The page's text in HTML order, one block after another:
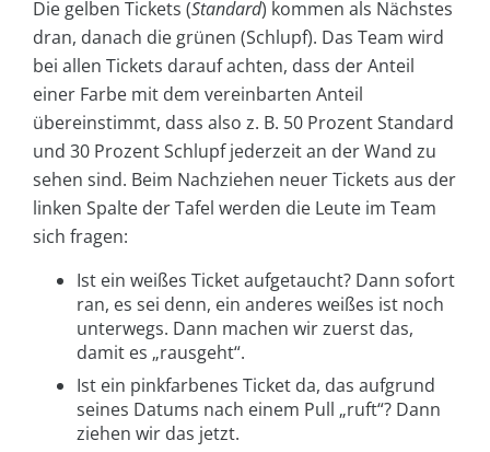
Die gelben Tickets (Standard) kommen als Nächstes
dran, danach die grünen (Schlupf). Das Team wird
bei allen Tickets darauf achten, dass der Anteil
einer Farbe mit dem vereinbarten Anteil
übereinstimmt, dass also z. B. 50 Prozent Standard
und 30 Prozent Schlupf jederzeit an der Wand zu
sehen sind. Beim Nachziehen neuer Tickets aus der
linken Spalte der Tafel werden die Leute im Team
sich fragen:
Ist ein weißes Ticket aufgetaucht? Dann sofort
ran, es sei denn, ein anderes weißes ist noch
unterwegs. Dann machen wir zuerst das,
damit es „rausgeht“.
Ist ein pinkfarbenes Ticket da, das aufgrund
seines Datums nach einem Pull „ruft“? Dann
ziehen wir das jetzt.